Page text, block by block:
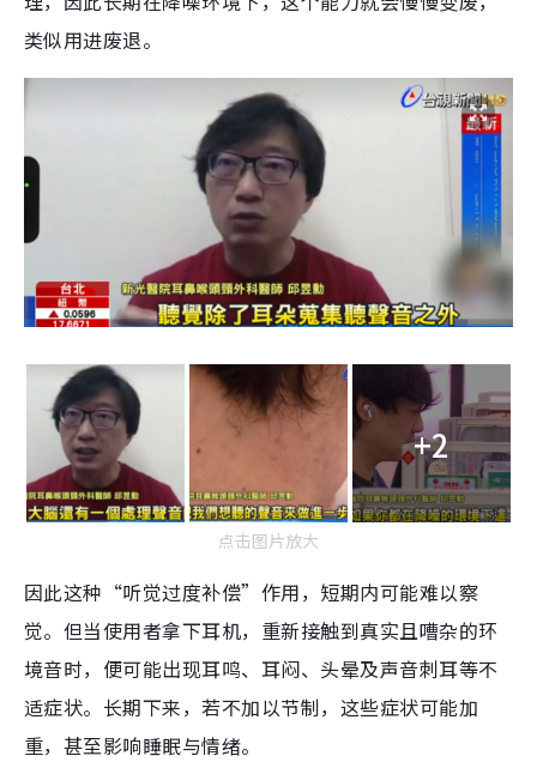
类似用进废退。
+2
点击图片放大
因此这种“听觉过度补偿”作用，短期内可能难以察
觉。但当使用者拿下耳机，重新接触到真实且嘈杂的环
境音时，便可能出现耳鸣、耳闷、头晕及声音刺耳等不
适症状。长期下来，若不加以节制，这些症状可能加
重，甚至影响睡眠与情绪。